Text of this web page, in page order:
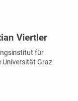
Viertler
für
Universität Graz